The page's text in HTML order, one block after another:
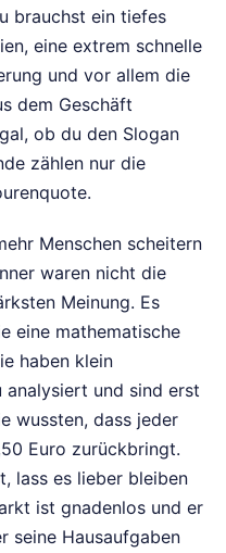
brauchst ein tiefes
eine extrem schnelle
und vor allem die
dem Geschäft
ob du den Slogan
zählen nur die
Menschen scheitern
waren nicht die
Meinung. Es
eine mathematische
haben klein
analysiert und sind erst
wussten, dass jeder
Euro zurückbringt.
lass es lieber bleiben
ist gnadenlos und er
seine Hausaufgaben